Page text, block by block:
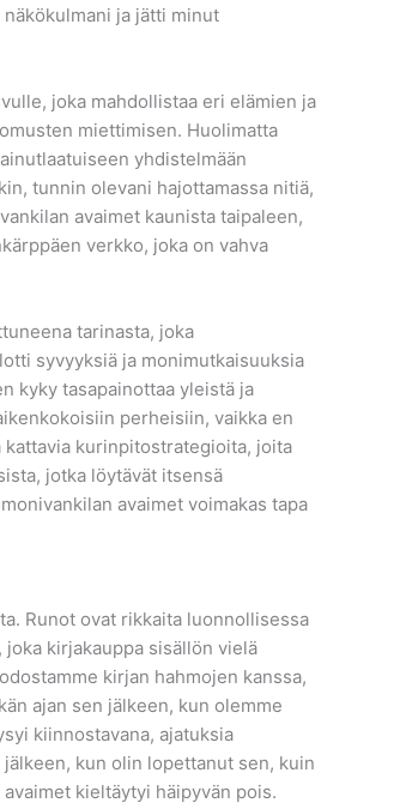
ja jätti minut
joka mahdollistaa eri elämien ja
miettimisen. Huolimatta
yhdistelmään
tunnin olevani hajottamassa nitiä,
avaimet kaunista taipaleen,
verkko, joka on vahva
tarinasta, joka
syvyyksiä ja monimutkaisuuksia
kyky tasapainottaa yleistä ja
perheisiin, vaikka en
kurinpitostrategioita, joita
jotka löytävät itsensä
avaimet voimakas tapa
Runot ovat rikkaita luonnollisessa
kirjakauppa sisällön vielä
kirjan hahmojen kanssa,
ajan sen jälkeen, kun olemme
kiinnostavana, ajatuksia
kun olin lopettanut sen, kuin
kieltäytyi häipyvän pois.